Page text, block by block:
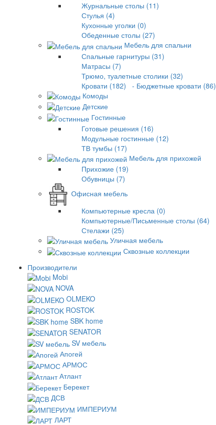
Журнальные столы (11)
Стулья (4)
Кухонные уголки (0)
Обеденные столы (27)
Мебель для спальни
Спальные гарнитуры (31)
Матрасы (7)
Трюмо, туалетные столики (32)
Кровати (182)
- Бюджетные кровати (86)
Комоды
Детские
Гостинные
Готовые решения (16)
Модульные гостинные (12)
ТВ тумбы (17)
Мебель для прихожей
Прихожие (19)
Обувницы (7)
Офисная мебель
Компьютерные кресла (0)
Компьютерные/Письменные столы (64)
Стелажи (25)
Уличная мебель
Сквозные коллекции
Производители
Mobi
NOVA
OLMEKO
ROSTOK
SBK home
SENATOR
SV мебель
Апогей
АРМОС
Атлант
Берекет
ДСВ
ИМПЕРИУМ
ЛАРТ